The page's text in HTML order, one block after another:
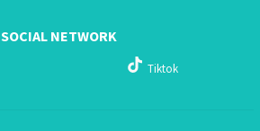
SOCIAL NETWORK
Tiktok